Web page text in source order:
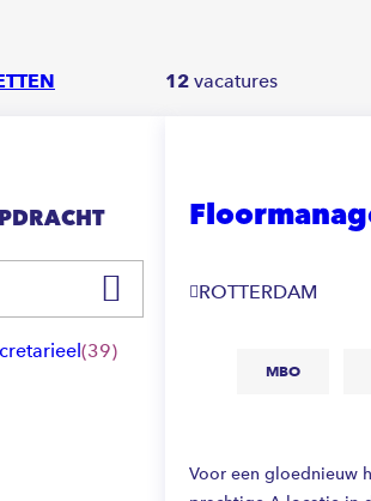
39
12 vacatures
ROTTERDAM
MBO
Voor een gloednieuw